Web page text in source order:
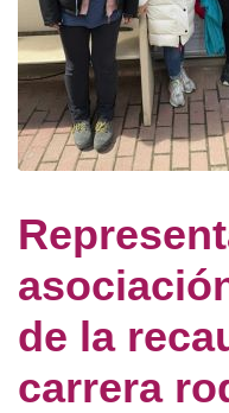
de la
carrera